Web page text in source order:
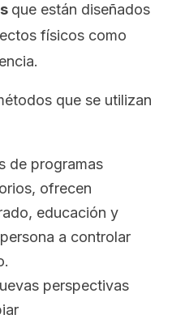
que están diseñados
físicos como
que se utilizan
de programas
ofrecen
educación y
a controlar
perspectivas